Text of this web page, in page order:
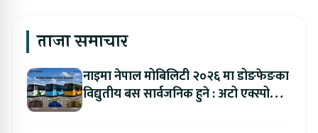
ताजा समाचार
नाइमा नेपाल मोबिलिटी २०२६ मा डोङफेङका
विद्युतीय बस सार्वजनिक हुने : अटो एक्स्पोमा